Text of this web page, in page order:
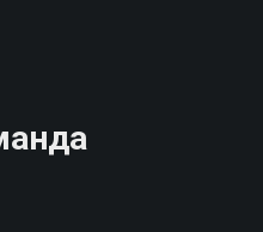
поклонником
самые неожиданные